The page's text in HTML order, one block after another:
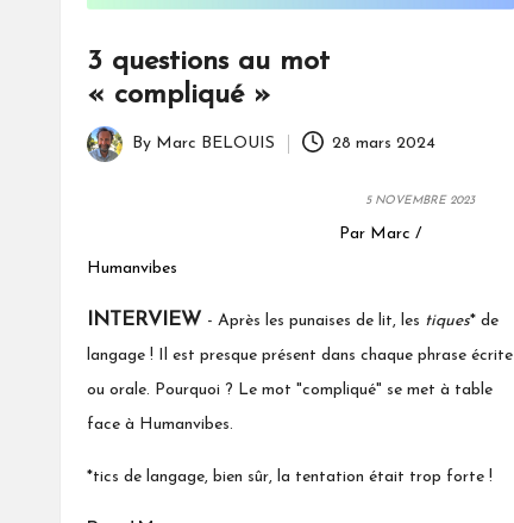
3 questions au mot
« compliqué »
Posted
By Marc BELOUIS 28 mars 2024
5 NOVEMBRE 2023
Par Marc /
Humanvibes
INTERVIEW - Après les punaises de lit, les tiques* de
langage ! Il est presque présent dans chaque phrase écrite
ou orale. Pourquoi ? Le mot "compliqué" se met à table
face à Humanvibes.
*tics de langage, bien sûr, la tentation était trop forte !